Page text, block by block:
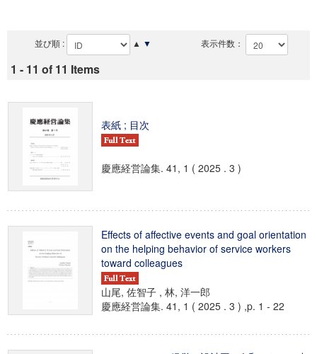
並び順 : ▲ ▼ 表示件数：
1 - 11 of 11 Items
表紙 ; 目次
慶應経営論集. 41, 1 ( 2025 . 3 )
Effects of affective events and goal orientation
on the helping behavior of service workers
toward colleagues
山尾, 佐智子 , 林, 洋一郎
慶應経営論集. 41, 1 ( 2025 . 3 ) ,p. 1 - 22